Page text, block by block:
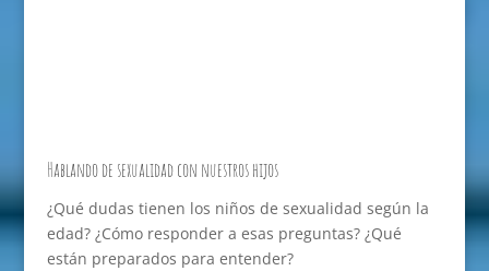
Hablando de sexualidad con nuestros hijos
¿Qué dudas tienen los niños de sexualidad según la
edad? ¿Cómo responder a esas preguntas? ¿Qué
están preparados para entender?